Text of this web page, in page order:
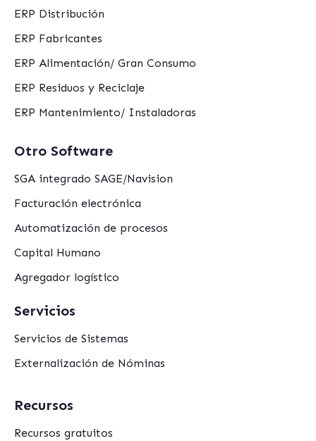
ERP Distribución
ERP Fabricantes
ERP Alimentación/ Gran Consumo
ERP Residuos y Reciclaje
ERP Mantenimiento/ Instaladoras
Otro Software
SGA integrado SAGE/Navision
Facturación electrónica
Automatización de procesos
Capital Humano
Agregador logístico
Servicios
Servicios de Sistemas
Externalización de Nóminas
Recursos
Recursos gratuitos